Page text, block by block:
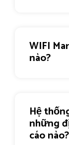
WIFI
nào?
Hệ
những
cáo nào?